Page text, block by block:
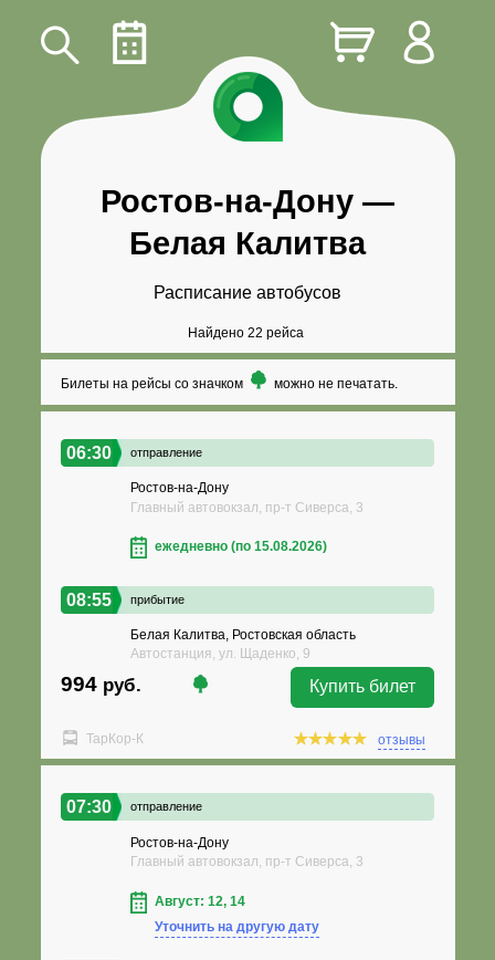
Ростов-на-Дону —
Белая Калитва
Расписание автобусов
Найдено 22 рейса
Билеты на рейсы со значком можно не печатать.
06:30 отправление
Ростов-на-Дону
Главный автовокзал, пр-т Сиверса, 3
ежедневно (по 15.08.2026)
08:55 прибытие
Белая Калитва, Ростовская область
Автостанция, ул. Щаденко, 9
994 руб. Купить билет
ТарКор-К отзывы
07:30 отправление
Ростов-на-Дону
Главный автовокзал, пр-т Сиверса, 3
Август: 12, 14
Уточнить на другую дату